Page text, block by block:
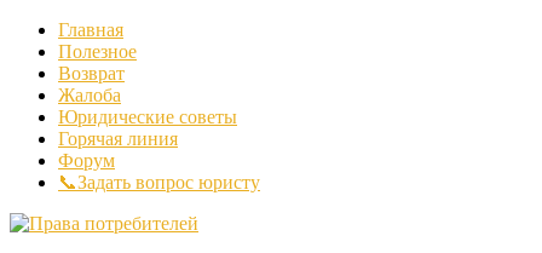
Главная
Полезное
Возврат
Жалоба
Юридические советы
Горячая линия
Форум
📞Задать вопрос юристу